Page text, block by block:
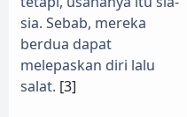
sia. Sebab, mereka
berdua dapat
melepaskan diri lalu
salat. [3]